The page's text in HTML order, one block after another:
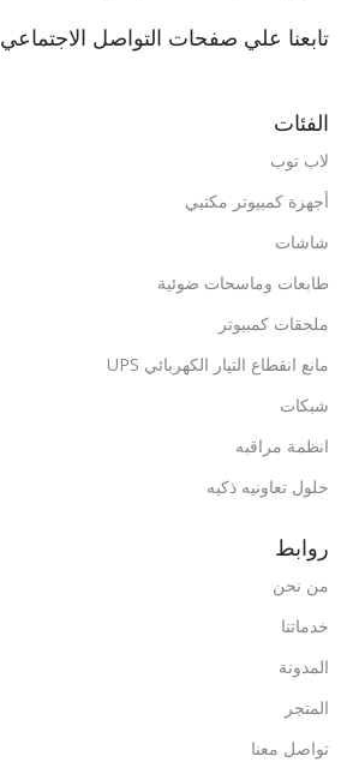
تابعنا علي صفحات التواصل الاجتماعي
الفئات
لاب توب
أجهزة كمبيوتر مكتبي
شاشات
طابعات وماسحات ضوئية
ملحقات كمبيوتر
مانع انقطاع التيار الكهربائي UPS
شبكات
انظمة مراقبه
حلول تعاونيه ذكيه
روابط
من نحن
خدماتنا
المدونة
المتجر
تواصل معنا